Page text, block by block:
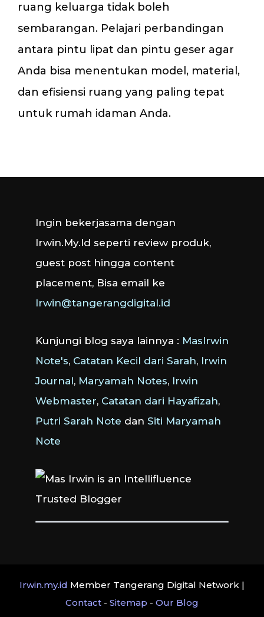
ruang keluarga tidak boleh
sembarangan. Pelajari perbandingan
antara pintu lipat dan pintu geser agar
Anda bisa menentukan model, material,
dan efisiensi ruang yang paling tepat
untuk rumah idaman Anda.
Ingin bekerjasama dengan
Irwin.My.Id seperti review produk,
guest post hingga content
placement, Bisa email ke
Irwin@tangerangdigital.id
Kunjungi blog saya lainnya : MasIrwin
Note's, Catatan Kecil dari Sarah, Irwin
Journal, Maryamah Notes, Irwin
Webmaster, Catatan dari Hayafizah,
Putri Sarah Note dan Siti Maryamah
Note